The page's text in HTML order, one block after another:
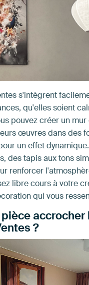
s'intègrent
qu'elles soient
pouvez créer un
œuvres dans des
un effet
des tapis aux tons
renforcer
libre cours à votre
qui vous
accrocher
?